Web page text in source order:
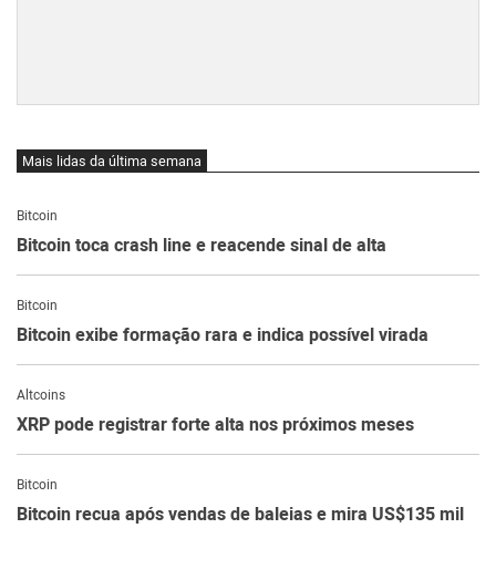
Mais lidas da última semana
Bitcoin
Bitcoin toca crash line e reacende sinal de alta
Bitcoin
Bitcoin exibe formação rara e indica possível virada
Altcoins
XRP pode registrar forte alta nos próximos meses
Bitcoin
Bitcoin recua após vendas de baleias e mira US$135 mil